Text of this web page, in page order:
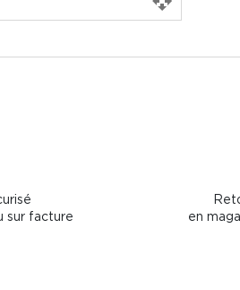
sur facture
en